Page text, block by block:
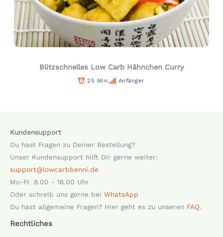
Blitzschnelles Low Carb Hähnchen Curry
25 Min. Anfänger
Kundensupport
Du hast Fragen zu Deiner Bestellung?
Unser Kundensupport hilft Dir gerne weiter:
support@lowcarbbenni.de
Mo-Fr. 8.00 - 16.00 Uhr
Oder schreib uns gerne bei WhatsApp
Du hast allgemeine Fragen? Hier geht es zu unseren FAQ.
Rechtliches